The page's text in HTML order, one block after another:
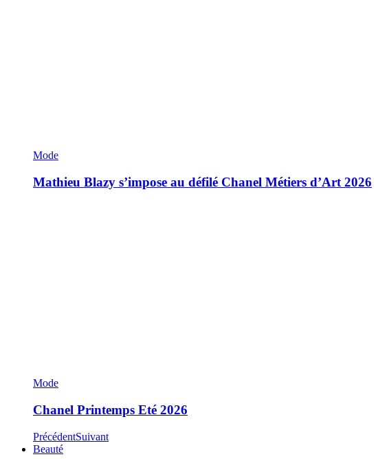
Mode
Mathieu Blazy s’impose au défilé Chanel Métiers d’Art 2026
Mode
Chanel Printemps Eté 2026
PrécédentSuivant
Beauté